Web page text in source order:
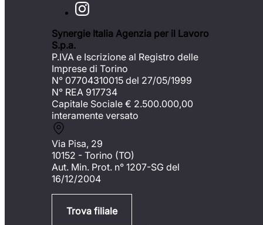
Synergie Italia Agenzia per il Lavoro
S.p.a.
P.IVA e Iscrizione al Registro delle
Imprese di Torino
N° 07704310015 del 27/05/1999
N° REA 917734
Capitale Sociale € 2.500.000,00
interamente versato
Via Pisa, 29
10152 - Torino (TO)
Aut. Min. Prot. n° 1207-SG del
16/12/2004
Trova filiale